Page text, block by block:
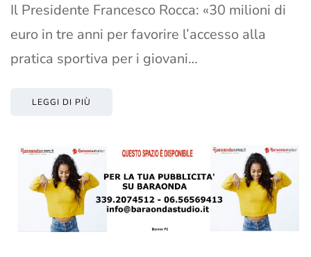
Il Presidente Francesco Rocca: «30 milioni di
euro in tre anni per favorire l’accesso alla
pratica sportiva per i giovani…
LEGGI DI PIÙ